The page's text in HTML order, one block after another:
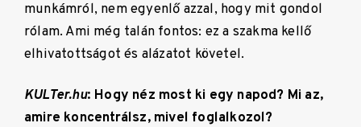
munkámról, nem egyenlő azzal, hogy mit gondol
rólam. Ami még talán fontos: ez a szakma kellő
elhivatottságot és alázatot követel.
KULTer.hu: Hogy néz most ki egy napod? Mi az,
amire koncentrálsz, mivel foglalkozol?